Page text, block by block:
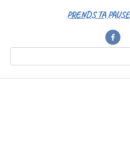
PRENDS TA PAUSE